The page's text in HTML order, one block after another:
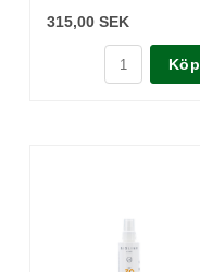
315,00 SEK
Köp